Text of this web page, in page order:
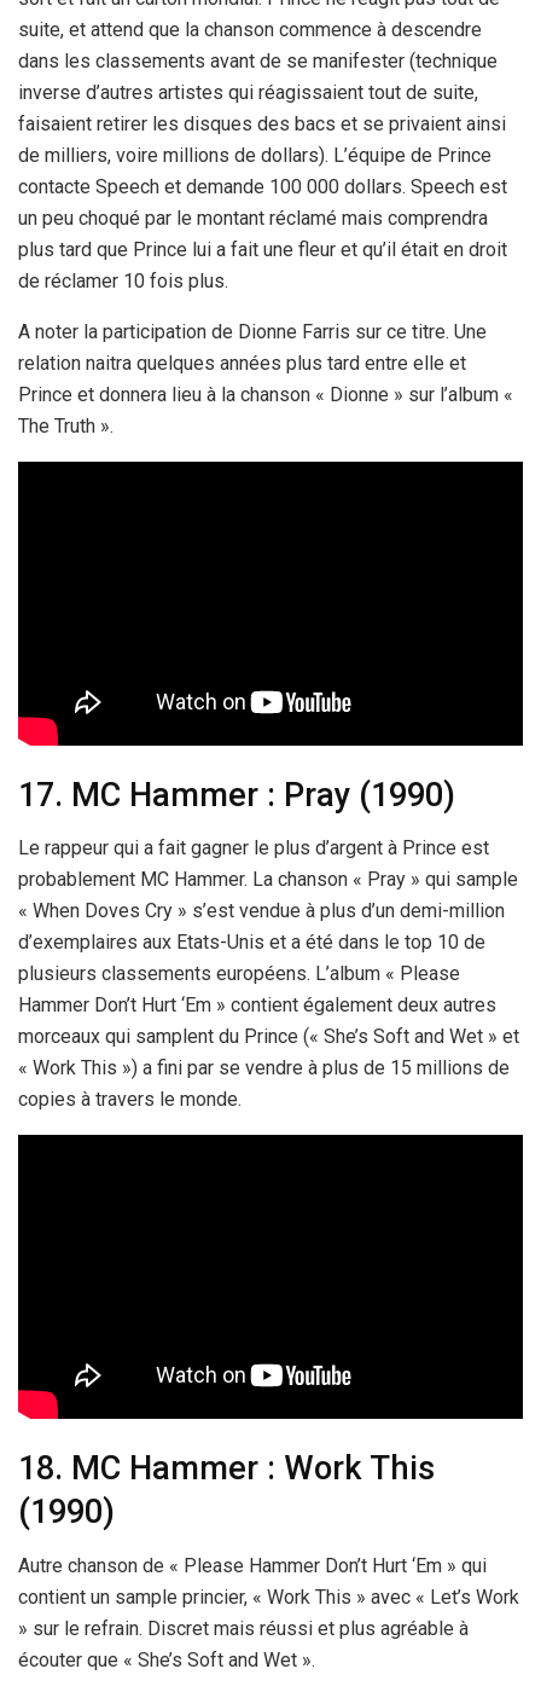
suite, et attend que la chanson commence à descendre
dans les classements avant de se manifester (technique
inverse d’autres artistes qui réagissaient tout de suite,
faisaient retirer les disques des bacs et se privaient ainsi
de milliers, voire millions de dollars). L’équipe de Prince
contacte Speech et demande 100 000 dollars. Speech est
un peu choqué par le montant réclamé mais comprendra
plus tard que Prince lui a fait une fleur et qu’il était en droit
de réclamer 10 fois plus.
A noter la participation de Dionne Farris sur ce titre. Une
relation naitra quelques années plus tard entre elle et
Prince et donnera lieu à la chanson « Dionne » sur l’album «
The Truth ».
17. MC Hammer : Pray (1990)
Le rappeur qui a fait gagner le plus d’argent à Prince est
probablement MC Hammer. La chanson « Pray » qui sample
« When Doves Cry » s’est vendue à plus d’un demi-million
d’exemplaires aux Etats-Unis et a été dans le top 10 de
plusieurs classements européens. L’album « Please
Hammer Don’t Hurt ‘Em » contient également deux autres
morceaux qui samplent du Prince (« She’s Soft and Wet » et
« Work This ») a fini par se vendre à plus de 15 millions de
copies à travers le monde.
18. MC Hammer : Work This
(1990)
Autre chanson de « Please Hammer Don’t Hurt ‘Em » qui
contient un sample princier, « Work This » avec « Let’s Work
» sur le refrain. Discret mais réussi et plus agréable à
écouter que « She’s Soft and Wet ».